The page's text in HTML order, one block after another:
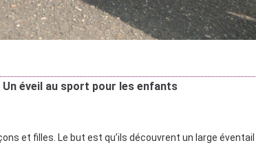
Un éveil au sport pour les enfants
et filles. Le but est qu’ils découvrent un large